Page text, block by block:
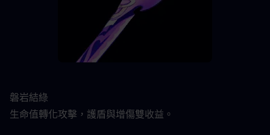
磐岩結綠
生命值轉化攻擊，護盾與增傷雙收益。